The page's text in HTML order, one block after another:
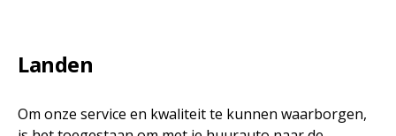
Landen
Om onze service en kwaliteit te kunnen waarborgen,